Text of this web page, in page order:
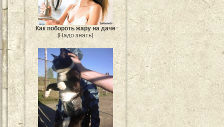
Как побороть жару на даче
[Надо знать]